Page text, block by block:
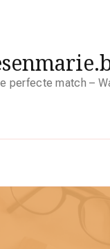
perfecte match –